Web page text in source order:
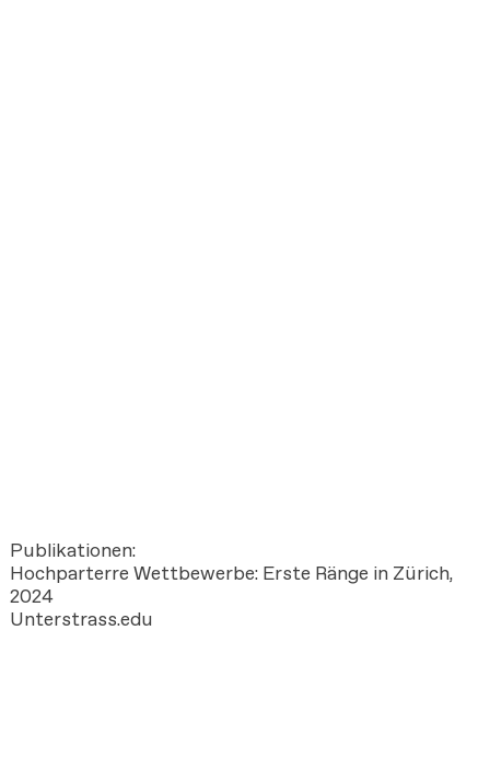
Publikationen:
Hochparterre Wettbewerbe: Erste Ränge in Zürich,
2024
Unterstrass.edu